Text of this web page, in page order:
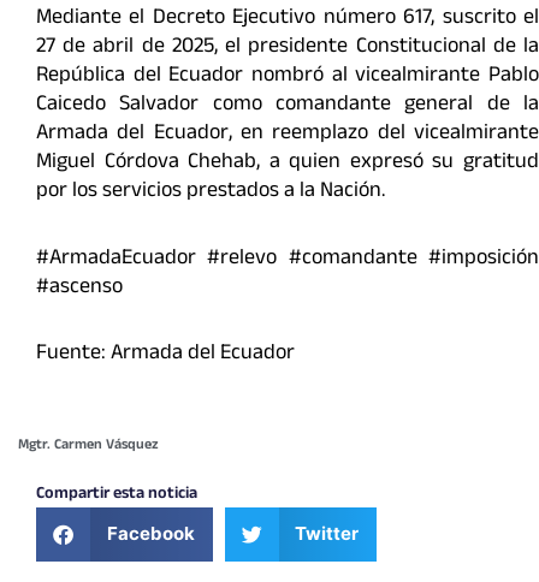
Mediante el Decreto Ejecutivo número 617, suscrito el
27 de abril de 2025, el presidente Constitucional de la
República del Ecuador nombró al vicealmirante Pablo
Caicedo Salvador como comandante general de la
Armada del Ecuador, en reemplazo del vicealmirante
Miguel Córdova Chehab, a quien expresó su gratitud
por los servicios prestados a la Nación.
#ArmadaEcuador #relevo #comandante #imposición
#ascenso
Fuente: Armada del Ecuador
Mgtr. Carmen Vásquez
Compartir esta noticia
Facebook Twitter